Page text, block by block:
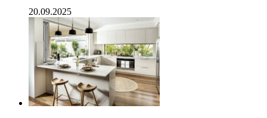
20.09.2025